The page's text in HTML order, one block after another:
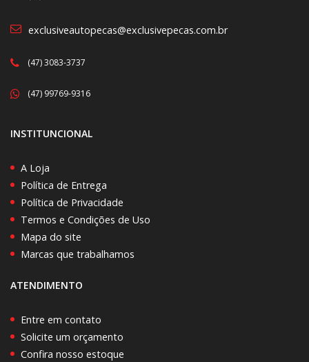
exclusiveautopecas@exclusivepecas.com.br
(47) 3083-3737
(47) 99769-9316
INSTITUNCIONAL
A Loja
Política de Entrega
Política de Privacidade
Termos e Condições de Uso
Mapa do site
Marcas que trabalhamos
ATENDIMENTO
Entre em contato
Solicite um orçamento
Confira nosso estoque